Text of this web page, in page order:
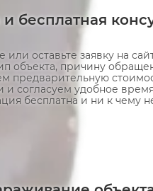
и бесплатная
или оставьте заявку на
объекта, причину
предварительную
и согласуем удобное
бесплатна и ни к чему